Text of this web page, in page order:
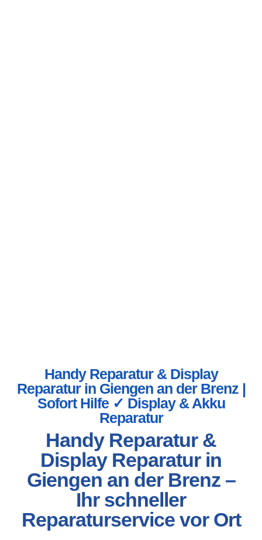
Handy Reparatur & Display
Reparatur in Giengen an der Brenz |
Sofort Hilfe ✓ Display & Akku
Reparatur
Handy Reparatur &
Display Reparatur in
Giengen an der Brenz –
Ihr schneller
Reparaturservice vor Ort